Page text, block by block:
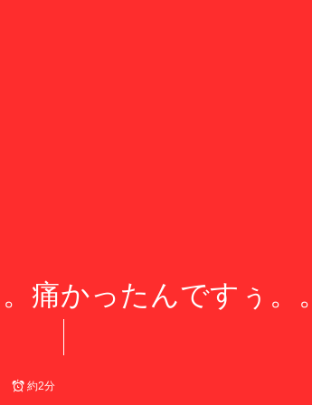
痛かったんですぅ。。
約2分